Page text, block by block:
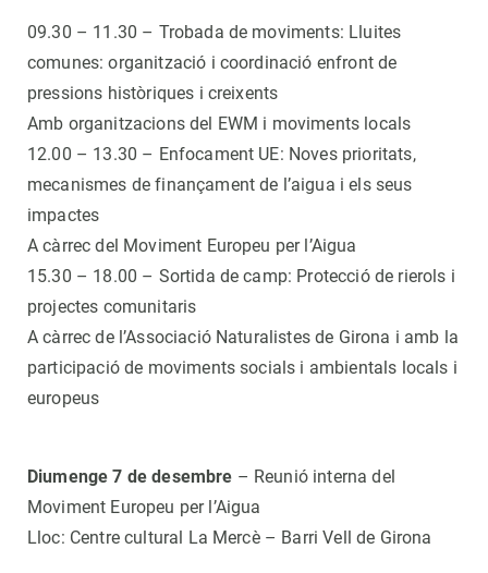
09.30 – 11.30 – Trobada de moviments: Lluites
comunes: organització i coordinació enfront de
pressions històriques i creixents
Amb organitzacions del EWM i moviments locals
12.00 – 13.30 – Enfocament UE: Noves prioritats,
mecanismes de finançament de l’aigua i els seus
impactes
A càrrec del Moviment Europeu per l’Aigua
15.30 – 18.00 – Sortida de camp: Protecció de rierols i
projectes comunitaris
A càrrec de l’Associació Naturalistes de Girona i amb la
participació de moviments socials i ambientals locals i
europeus
Diumenge 7 de desembre – Reunió interna del
Moviment Europeu per l’Aigua
Lloc: Centre cultural La Mercè – Barri Vell de Girona